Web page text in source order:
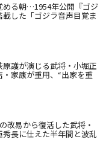
める朝…1954年公開『ゴジ
した「ゴジラ音声目覚ま
原護が演じる武将・小堀正
家康が重用、“出家を重
改易から復活した武将・
長に仕えた半年間と波乱